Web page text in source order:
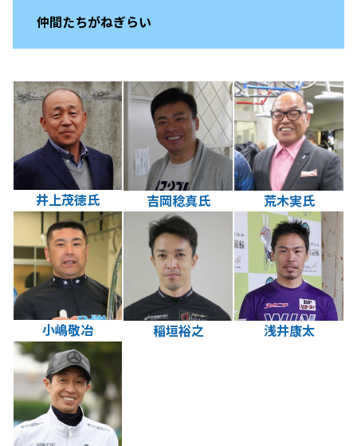
仲間たちがねぎらい
井上茂徳氏 吉岡稔真氏 荒木実氏
小嶋敬冶 稲垣裕之 浅井康太